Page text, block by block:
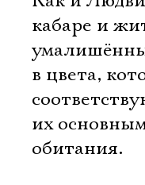
кабаре и
в цвета,
их
обитания.